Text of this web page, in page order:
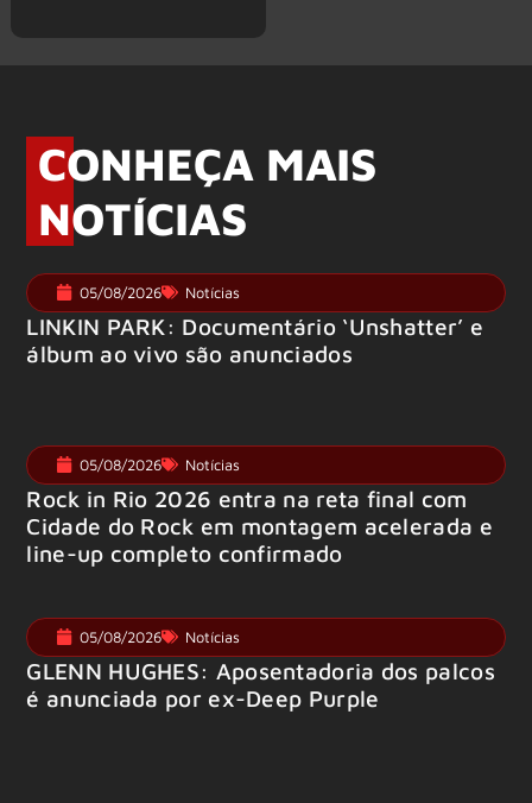
CONHEÇA MAIS
NOTÍCIAS
05/08/2026 Notícias
LINKIN PARK: Documentário ‘Unshatter’ e
álbum ao vivo são anunciados
05/08/2026 Notícias
Rock in Rio 2026 entra na reta final com
Cidade do Rock em montagem acelerada e
line-up completo confirmado
05/08/2026 Notícias
GLENN HUGHES: Aposentadoria dos palcos
é anunciada por ex-Deep Purple